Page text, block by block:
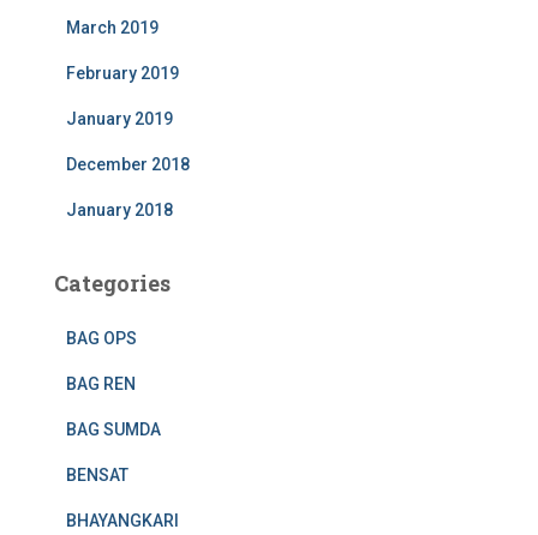
March 2019
February 2019
January 2019
December 2018
January 2018
Categories
BAG OPS
BAG REN
BAG SUMDA
BENSAT
BHAYANGKARI